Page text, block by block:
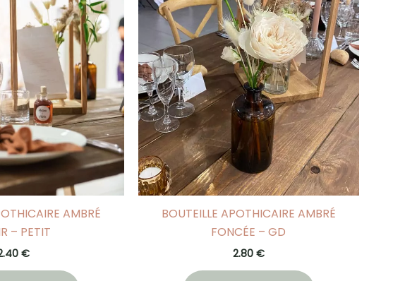
AMBRÉ
– PETIT
€
BOUTEILLE APOTHICAIRE AMBRÉ
FONCÉE – GD
2.80 €